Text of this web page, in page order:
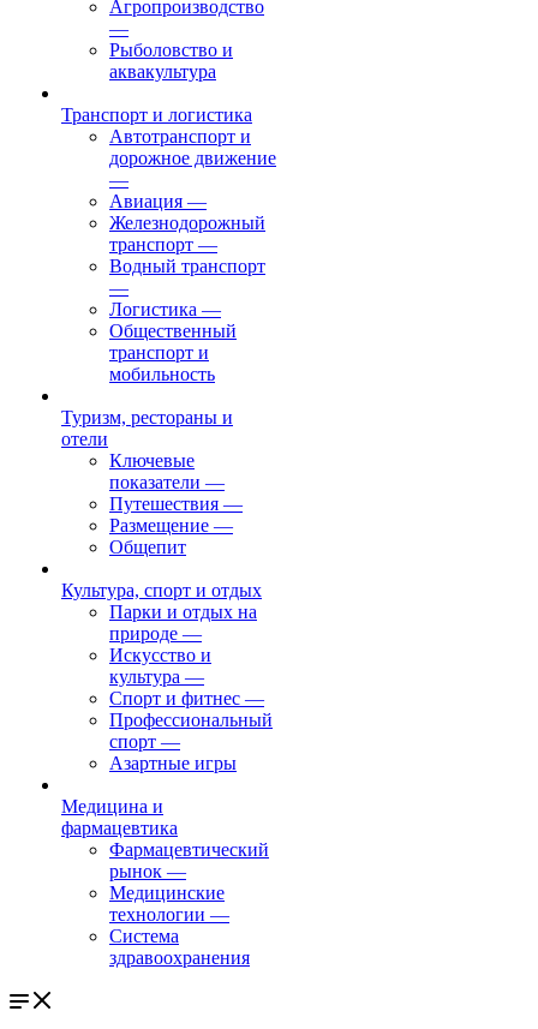
Агропроизводство
—
Рыболовство и
аквакультура
Транспорт и логистика
Автотранспорт и
дорожное движение
—
Авиация —
Железнодорожный
транспорт —
Водный транспорт
—
Логистика —
Общественный
транспорт и
мобильность
Туризм, рестораны и
отели
Ключевые
показатели —
Путешествия —
Размещение —
Общепит
Культура, спорт и отдых
Парки и отдых на
природе —
Искусство и
культура —
Спорт и фитнес —
Профессиональный
спорт —
Азартные игры
Медицина и
фармацевтика
Фармацевтический
рынок —
Медицинские
технологии —
Система
здравоохранения